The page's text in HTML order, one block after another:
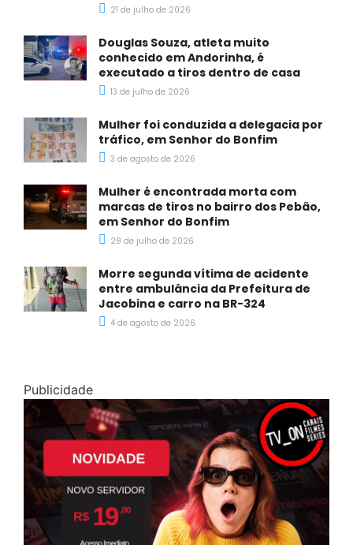
21 de julho de 2026
Douglas Souza, atleta muito
conhecido em Andorinha, é
executado a tiros dentro de casa
13 de julho de 2026
Mulher foi conduzida a delegacia por
tráfico, em Senhor do Bonfim
3 de agosto de 2026
Mulher é encontrada morta com
marcas de tiros no bairro dos Pebão,
em Senhor do Bonfim
28 de julho de 2026
Morre segunda vítima de acidente
entre ambulância da Prefeitura de
Jacobina e carro na BR-324
4 de agosto de 2026
Publicidade